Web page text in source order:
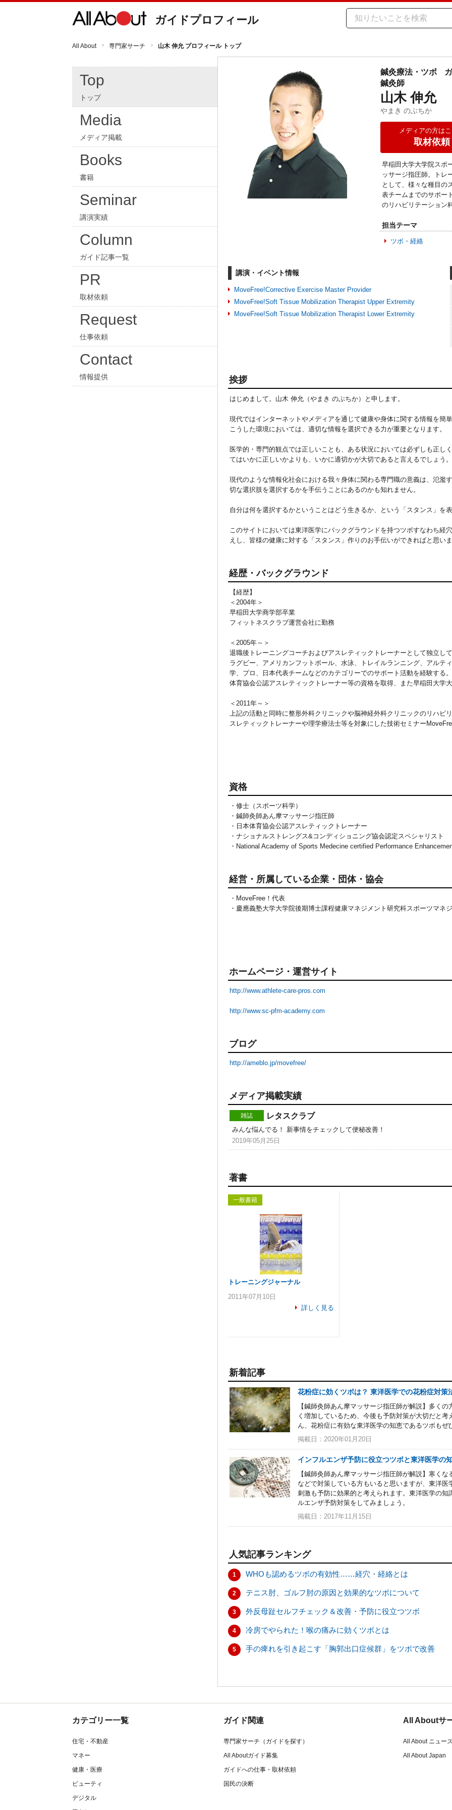
ガイドプロフィール
All About 専門家サーチ 山木 伸允 プロフィール トップ
Top
トップ
Media
メディア掲載
Books
書籍
Seminar
講演実績
Column
ガイド記事一覧
PR
取材依頼
Request
仕事依頼
Contact
情報提供
鍼灸療法・ツボ
鍼灸師
山木 伸允
やまき のぶちか
メディアの方は
取材依頼
早稲田大学大学院スポ
ッサージ指圧師。トレ
として、様々な種目の
表チームまでのサポー
のリハビリテーション
担当テーマ
ツボ・経絡
講演・イベント情報
MoveFree!Corrective Exercise Master Provider
MoveFree!Soft Tissue Mobilization Therapist Upper Extremity
MoveFree!Soft Tissue Mobilization Therapist Lower Extremity
挨拶
はじめまして。山木 伸允（やまき のぶちか）と申します。
現代ではインターネットやメディアを通じて健康や身体に関する情報を簡
こうした環境においては、適切な情報を選択できる力が重要となります。
医学的・専門的観点では正しいことも、ある状況においては必ずしも正し
てはいかに正しいかよりも、いかに適切かが大切であると言えるでしょう。
現代のような情報化社会における我々身体に関わる専門職の意義は、氾濫
切な選択肢を選択するかを手伝うことにあるのかも知れません。
自分は何を選択するかということはどう生きるか、という「スタンス」を
このサイトにおいては東洋医学にバックグラウンドを持つツボすなわち経
えし、皆様の健康に対する「スタンス」作りのお手伝いができればと思い
経歴・バックグラウンド
【経歴】
＜2004年＞
早稲田大学商学部卒業
フィットネスクラブ運営会社に勤務
＜2005年～＞
退職後トレーニングコーチおよびアスレティックトレーナーとして独立し
ラグビー、アメリカンフットボール、水泳、トレイルランニング、アルテ
学、プロ、日本代表チームなどのカテゴリーでのサポート活動を経験する
体育協会公認アスレティックトレーナー等の資格を取得、また早稲田大学
＜2011年～＞
上記の活動と同時に整形外科クリニックや脳神経外科クリニックのリハビ
スレティックトレーナーや理学療法士等を対象にした技術セミナー
資格
・修士（スポーツ科学）
・鍼師灸師あん摩マッサージ指圧師
・日本体育協会公認アスレティックトレーナー
・ナショナルストレングス&コンディショニング協会認定スペシャリスト
・National Academy of Sports Medecine certified Performance
経営・所属している企業・団体・協会
・MoveFree！代表
・慶應義塾大学大学院後期博士課程健康マネジメント研究科スポーツマネ
ホームページ・運営サイト
http://www.athlete-care-pros.com
http://www.sc-pfm-academy.com
ブログ
http://ameblo.jp/movefree/
メディア掲載実績
雑誌 レタスクラブ
みんな悩んでる！ 新事情をチェックして便秘改善！
2019年05月25日
著書
一般書籍
トレーニングジャーナル
2011年07月10日
詳しく見る
新着記事
花粉症に効くツボは？ 東洋医学での花粉症対策
【鍼師灸師あん摩マッサージ指圧師が解説】多く
く増加しているため、今後も予防対策が大切だと
ん、花粉症に有効な東洋医学の知恵であるツボも
掲載日：2020年01月20日
インフルエンザ予防に役立つツボと東洋医学の
【鍼師灸師あん摩マッサージ指圧師が解説】寒く
などで対策している方もいると思いますが、東洋
刺激も予防に効果的と考えられます。東洋医学の
ルエンザ予防対策をしてみましょう。
掲載日：2017年11月15日
人気記事ランキング
1 WHOも認めるツボの有効性……経穴・経絡とは
2 テニス肘、ゴルフ肘の原因と効果的なツボについて
3 外反母趾セルフチェック＆改善・予防に役立つツボ
4 冷房でやられた！喉の痛みに効くツボとは
5 手の痺れを引き起こす「胸郭出口症候群」をツボで改善
カテゴリー一覧
住宅・不動産
マネー
健康・医療
ビューティ
デジタル
ガイド関連
専門家サーチ（ガイドを探す）
All Aboutガイド募集
ガイドへの仕事・取材依頼
国民の決断
All Aboutサ
All About ニュー
All About Japan